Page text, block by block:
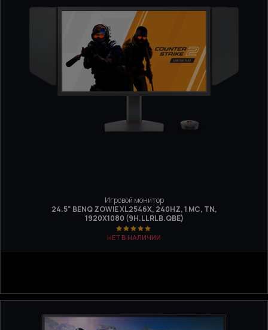
Игровой монитор
24.5" BENQ ZOWIE XL2546X, 240HZ, 1 МС, TN,
1920Х1080 (9H.LLRLB.QBE)
НЕТ В НАЛИЧИИ